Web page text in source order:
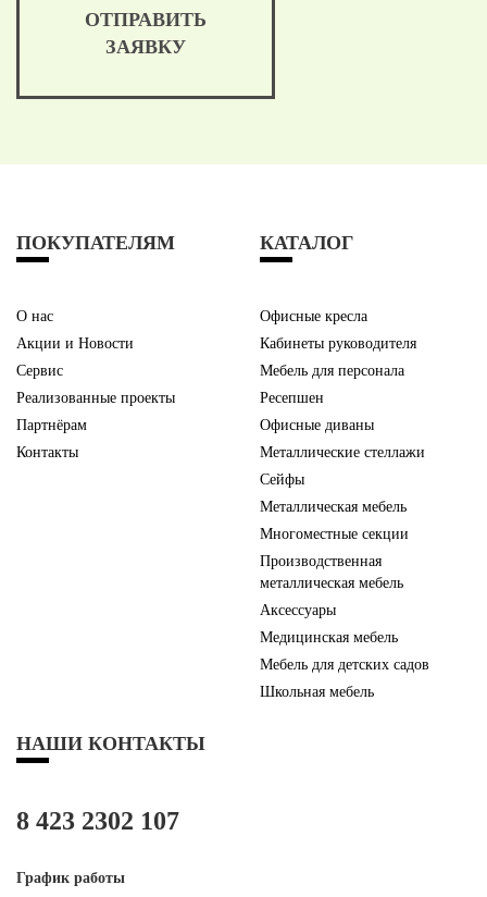
ОТПРАВИТЬ
ЗАЯВКУ
ПОКУПАТЕЛЯМ
О нас
Акции и Новости
Сервис
Реализованные проекты
Партнёрам
Контакты
КАТАЛОГ
Офисные кресла
Кабинеты руководителя
Мебель для персонала
Ресепшен
Офисные диваны
Металлические стеллажи
Сейфы
Металлическая мебель
Многоместные секции
Производственная
металлическая мебель
Аксессуары
Медицинская мебель
Мебель для детских садов
Школьная мебель
НАШИ КОНТАКТЫ
8 423 2302 107
График работы